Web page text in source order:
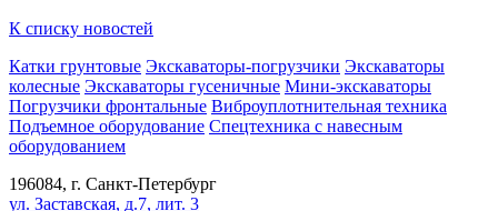
К списку новостей
Катки грунтовые Экскаваторы-погрузчики Экскаваторы
колесные Экскаваторы гусеничные Мини-экскаваторы
Погрузчики фронтальные Виброуплотнительная техника
Подъемное оборудование Спецтехника с навесным
оборудованием
196084, г. Санкт-Петербург
ул. Заставская, д.7, лит. 3